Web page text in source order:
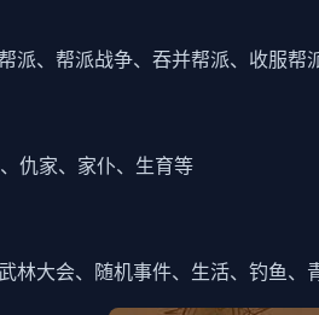
派、帮派战争、吞并帮派、收服帮
仇家、家仆、生育等
林大会、随机事件、生活、钓鱼、